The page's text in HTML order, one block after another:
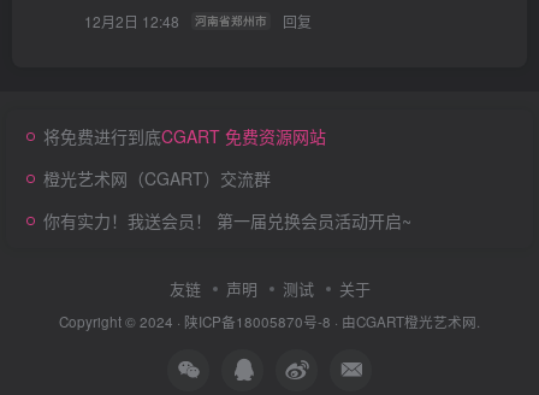
12月2日 12:48 河南省郑州市 回复
将免费进行到底CGART 免费资源网站
橙光艺术网（CGART）交流群
你有实力！我送会员！ 第一届兑换会员活动开启~
友链 声明 测试 关于
Copyright © 2024 · 陕ICP备18005870号-8 · 由CGART橙光艺术网.